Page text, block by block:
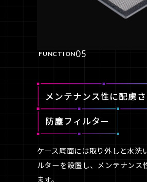
FUNCTION05
メンテナンス性に配慮
防塵フィルター
ケース底面には取り外しと水洗
ルターを設置し、メンテナンス
ます。